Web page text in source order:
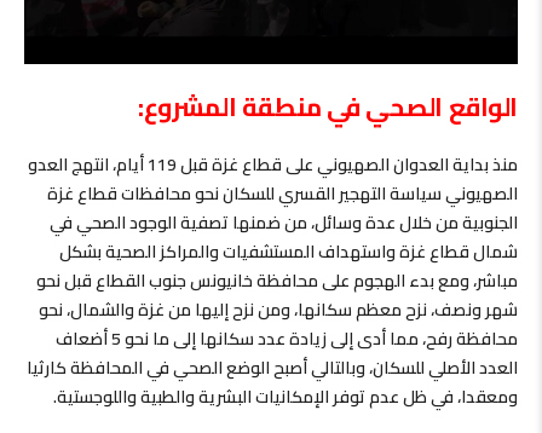
الواقع الصحي في منطقة المشروع:
منذ بداية العدوان الصهيوني على قطاع غزة قبل 119 أيام، انتهج العدو
الصهيوني سياسة التهجير القسري للسكان نحو محافظات قطاع غزة
الجنوبية من خلال عدة وسائل، من ضمنها تصفية الوجود الصحي في
شمال قطاع غزة واستهداف المستشفيات والمراكز الصحية بشكل
مباشر، ومع بدء الهجوم على محافظة خانيونس جنوب القطاع قبل نحو
شهر ونصف، نزح معظم سكانها، ومن نزح إليها من غزة والشمال، نحو
محافظة رفح، مما أدى إلى زيادة عدد سكانها إلى ما نحو 5 أضعاف
العدد الأصلي للسكان، وبالتالي أصبح الوضع الصحي في المحافظة كارثيا
ومعقدا، في ظل عدم توفر الإمكانيات البشرية والطبية واللوجستية.